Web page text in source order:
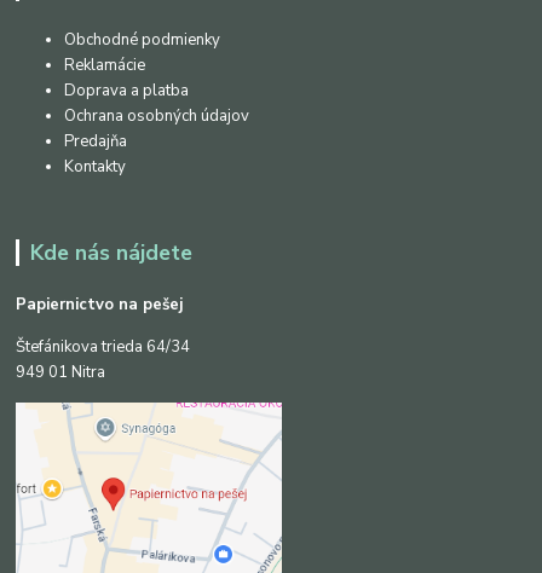
Obchodné podmienky
Reklamácie
Doprava a platba
Ochrana osobných údajov
Predajňa
Kontakty
Kde nás nájdete
Papiernictvo na pešej
Štefánikova trieda 64/34
949 01 Nitra